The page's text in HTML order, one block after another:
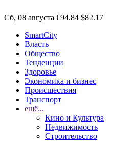
Сб, 08 августа €94.84 $82.17
SmartCity
Власть
Общество
Тенденции
Здоровье
Экономика и бизнес
Происшествия
Транспорт
ещё...
Кино и Культура
Недвижимость
Строительство